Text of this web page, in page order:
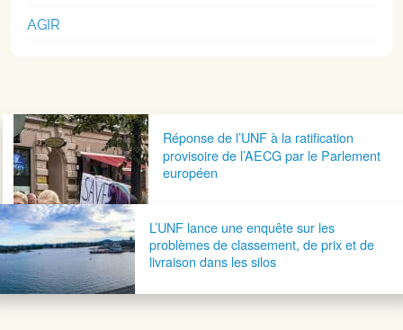
AGIR
Navigation postaleRéponse de l’UNF à la ratification
provisoire de l’AECG par le Parlement
européen
L’UNF lance une enquête sur les
problèmes de classement, de prix et de
livraison dans les silos